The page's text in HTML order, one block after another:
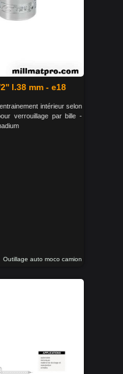
l.38 mm - e18
intérieur selon
verrouillage par bille -
Outillage auto moco camion